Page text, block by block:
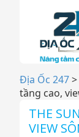
Địa Ốc 247>
tầng cao,
THE
VIEW